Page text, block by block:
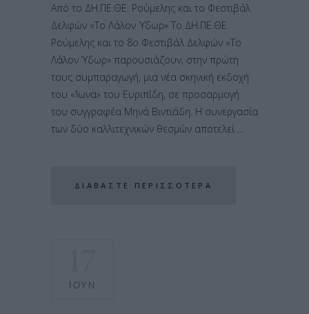
Από το ΔΗ.ΠΕ.ΘΕ. Ρούμελης και το Φεστιβάλ
Δελφών «Το Λάλον Ύδωρ» Το ΔΗ.ΠΕ.ΘΕ.
Ρούμελης και το 8ο Φεστιβάλ Δελφών «Το
Λάλον Ύδωρ» παρουσιάζουν, στην πρώτη
τους συμπαραγωγή, μια νέα σκηνική εκδοχή
του «Ίωνα» του Ευριπίδη, σε προσαρμογή
του συγγραφέα Μηνά Βιντιάδη. Η συνεργασία
των δύο καλλιτεχνικών θεσμών αποτελεί
ΔΙΑΒΆΣΤΕ ΠΕΡΙΣΣΌΤΕΡΑ
ΙΟΎΝ